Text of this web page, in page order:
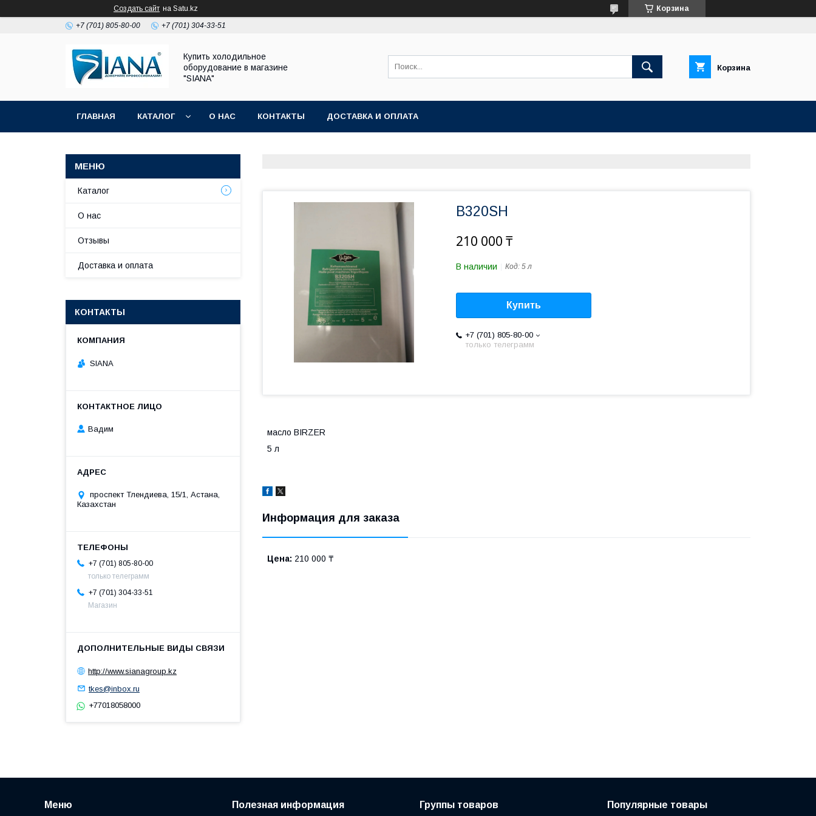
Создать сайт на Satu.kz Корзина
+7 (701) 805-80-00 +7 (701) 304-33-51
Купить холодильное
оборудование в магазине
"SIANA"
Корзина
ГЛАВНАЯ КАТАЛОГ О НАС КОНТАКТЫ ДОСТАВКА И ОПЛАТА
B320SH
210 000 ₸
В наличии Код: 5 л
Купить
+7 (701) 805-80-00
только телеграмм
масло BIRZER
5 л
Информация для заказа
Цена: 210 000 ₸
Каталог
О нас
Отзывы
Доставка и оплата
КОНТАКТЫ
SIANA
Вадим
проспект Тлендиева, 15/1, Астана,
Казахстан
+7 (701) 805-80-00
только телеграмм
+7 (701) 304-33-51
Магазин
http://www.sianagroup.kz
tkes@inbox.ru
+77018058000
Меню Полезная информация Группы товаров Популярные товары